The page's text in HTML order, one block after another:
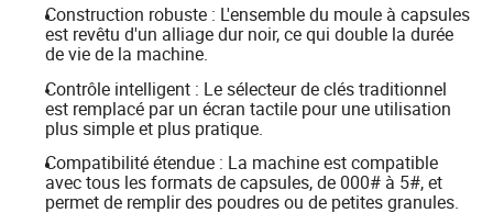
Construction robuste : L'ensemble du moule à capsules
est revêtu d'un alliage dur noir, ce qui double la durée
de vie de la machine.
Contrôle intelligent : Le sélecteur de clés traditionnel
est remplacé par un écran tactile pour une utilisation
plus simple et plus pratique.
Compatibilité étendue : La machine est compatible
avec tous les formats de capsules, de 000# à 5#, et
permet de remplir des poudres ou de petites granules.